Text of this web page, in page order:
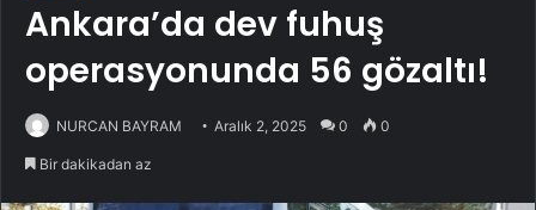
Ankara’da dev fuhuş
operasyonunda 56 gözaltı!
NURCAN BAYRAM Aralık 2, 2025 0 0
Bir dakikadan az